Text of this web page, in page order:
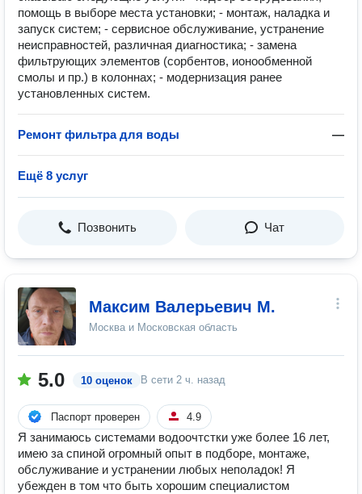
помощь в выборе места установки; - монтаж, наладка и
запуск систем; - сервисное обслуживание, устранение
неисправностей, различная диагностика; - замена
фильтрующих элементов (сорбентов, ионообменной
смолы и пр.) в колоннах; - модернизация ранее
установленных систем.
Ремонт фильтра для воды —
Ещё 8 услуг
Позвонить Чат
Максим Валерьевич М.
Москва и Московская область
5.0 10 оценок В сети 2 ч. назад
Паспорт проверен 4.9
Я занимаюсь системами водоочтстки уже более 16 лет,
имею за спиной огромный опыт в подборе, монтаже,
обслуживание и устранении любых неполадок! Я
убежден в том что быть хорошим специалистом